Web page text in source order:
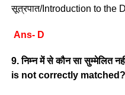
सूत्रपात/Introduction to the
Ans- D
9. निम्न में से कौन सा सुम्मेलित
is not correctly matched?